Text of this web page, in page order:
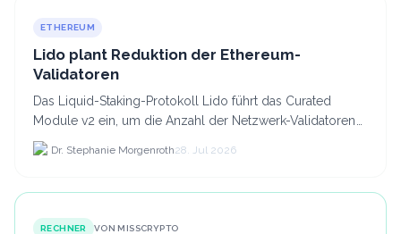
ETHEREUM
Lido plant Reduktion der Ethereum-
Validatoren
Das Liquid-Staking-Protokoll Lido führt das Curated
Module v2 ein, um die Anzahl der Netzwerk-Validatoren
von 880.000 auf etwa 628.
Dr. Stephanie Morgenroth28. Jul 2026
RECHNER VON MISSCRYPTO